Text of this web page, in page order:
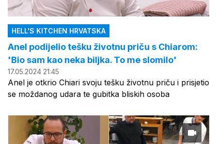
HELL'S KITCHEN HRVATSKA
Anel podijelio tešku životnu priču s Chiarom:
'Bio sam kao neka biljka. To me slomilo'
17.05.2024 21:45
Anel je otkrio Chiari svoju tešku životnu priču i prisjetio
se moždanog udara te gubitka bliskih osoba